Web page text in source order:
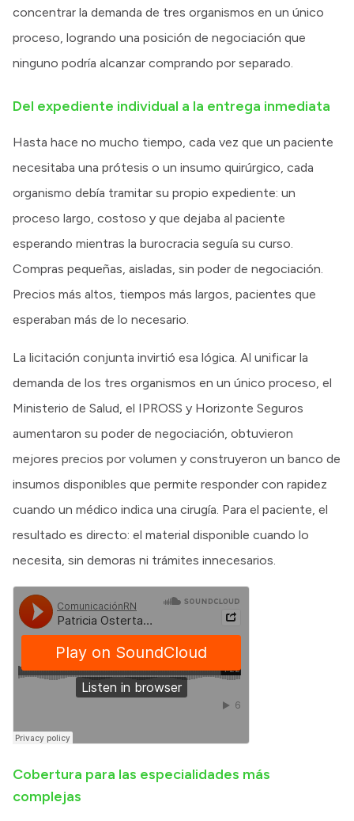
concentrar la demanda de tres organismos en un único
proceso, logrando una posición de negociación que
ninguno podría alcanzar comprando por separado.
Del expediente individual a la entrega inmediata
Hasta hace no mucho tiempo, cada vez que un paciente
necesitaba una prótesis o un insumo quirúrgico, cada
organismo debía tramitar su propio expediente: un
proceso largo, costoso y que dejaba al paciente
esperando mientras la burocracia seguía su curso.
Compras pequeñas, aisladas, sin poder de negociación.
Precios más altos, tiempos más largos, pacientes que
esperaban más de lo necesario.
La licitación conjunta invirtió esa lógica. Al unificar la
demanda de los tres organismos en un único proceso, el
Ministerio de Salud, el IPROSS y Horizonte Seguros
aumentaron su poder de negociación, obtuvieron
mejores precios por volumen y construyeron un banco de
insumos disponibles que permite responder con rapidez
cuando un médico indica una cirugía. Para el paciente, el
resultado es directo: el material disponible cuando lo
necesita, sin demoras ni trámites innecesarios.
Cobertura para las especialidades más
complejas